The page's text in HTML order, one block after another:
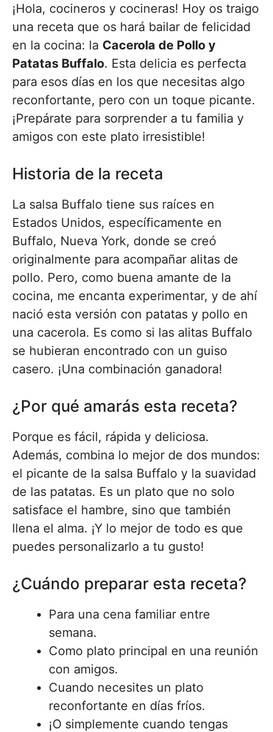
¡Hola, cocineros y cocineras! Hoy os traigo
una receta que os hará bailar de felicidad
en la cocina: la Cacerola de Pollo y
Patatas Buffalo. Esta delicia es perfecta
para esos días en los que necesitas algo
reconfortante, pero con un toque picante.
¡Prepárate para sorprender a tu familia y
amigos con este plato irresistible!
Historia de la receta
La salsa Buffalo tiene sus raíces en
Estados Unidos, específicamente en
Buffalo, Nueva York, donde se creó
originalmente para acompañar alitas de
pollo. Pero, como buena amante de la
cocina, me encanta experimentar, y de ahí
nació esta versión con patatas y pollo en
una cacerola. Es como si las alitas Buffalo
se hubieran encontrado con un guiso
casero. ¡Una combinación ganadora!
¿Por qué amarás esta receta?
Porque es fácil, rápida y deliciosa.
Además, combina lo mejor de dos mundos:
el picante de la salsa Buffalo y la suavidad
de las patatas. Es un plato que no solo
satisface el hambre, sino que también
llena el alma. ¡Y lo mejor de todo es que
puedes personalizarlo a tu gusto!
¿Cuándo preparar esta receta?
Para una cena familiar entre
semana.
Como plato principal en una reunión
con amigos.
Cuando necesites un plato
reconfortante en días fríos.
¡O simplemente cuando tengas